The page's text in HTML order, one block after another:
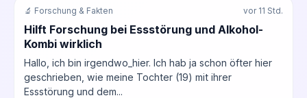
🔬 Forschung & Fakten vor 11 Std.
Hilft Forschung bei Essstörung und Alkohol-
Kombi wirklich
Hallo, ich bin irgendwo_hier. Ich hab ja schon öfter hier
geschrieben, wie meine Tochter (19) mit ihrer
Essstörung und dem...